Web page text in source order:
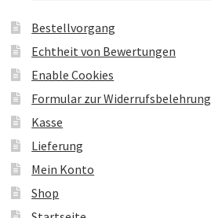
Bestellvorgang
Echtheit von Bewertungen
Enable Cookies
Formular zur Widerrufsbelehrung
Kasse
Lieferung
Mein Konto
Shop